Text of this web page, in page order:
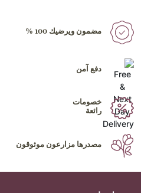
مضمون ويرضيك 100 %
دفع آمن
خصومات
رائعة
مصدرها مزارعون موثوقون